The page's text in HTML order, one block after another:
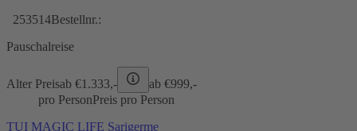
253514Bestellnr.:
Pauschalreise
Alter Preisab €1.333,- ab €999,-
pro PersonPreis pro Person
TUI MAGIC LIFE Sarigerme